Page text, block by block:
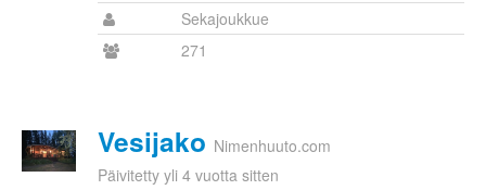
Sekajoukkue
271
Vesijako Nimenhuuto.com
Päivitetty yli 4 vuotta sitten